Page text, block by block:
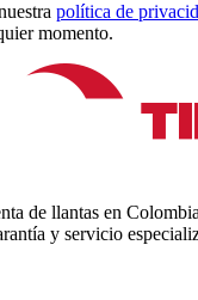
política de
momento.
de llantas en
y servicio